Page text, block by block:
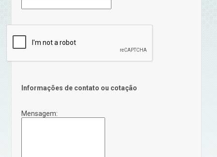
Informações de contato ou cotação
Mensagem: